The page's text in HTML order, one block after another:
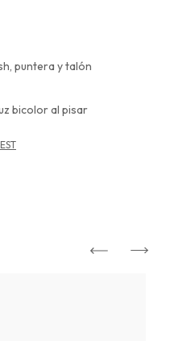
puntera y talón
bicolor al pisar